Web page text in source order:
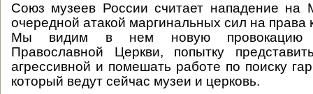
Союз музеев России считает нападение на
очередной атакой маргинальных сил на права
Мы видим в нем новую провокацию
Православной Церкви, попытку
агрессивной и помешать работе по поиску
который ведут сейчас музеи и церковь.